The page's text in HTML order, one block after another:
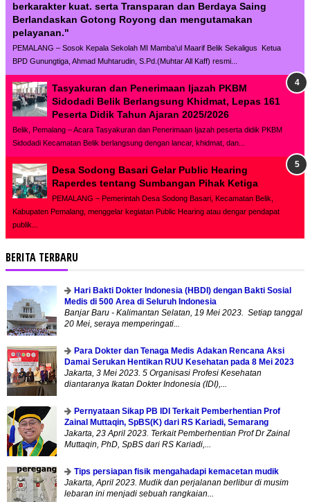
berkarakter kuat. serta Transparan dan Berdaya Saing
Berlandaskan Gotong Royong dan mengutamakan
pelayanan."
PEMALANG – Sosok Kepala Sekolah MI Mamba'ul Maarif Belik Sekaligus Ketua
BPD Gunungtiga, Ahmad Muhtarudin, S.Pd.(Muhtar All Kaff) resmi...
Tasyakuran dan Penerimaan Ijazah PKBM
Sidodadi Belik Berlangsung Khidmat, Lepas 161
Peserta Didik Tahun Ajaran 2025/2026
Belik, Pemalang – Acara Tasyakuran dan Penerimaan Ijazah peserta didik PKBM
Sidodadi Kecamatan Belik berlangsung dengan lancar, khidmat, dan...
Desa Sodong Basari Gelar Public Hearing
Raperdes tentang Sumbangan Pihak Ketiga
PEMALANG – Pemerintah Desa Sodong Basari, Kecamatan Belik,
Kabupaten Pemalang, menggelar kegiatan Public Hearing atau dengar pendapat
publik...
BERITA TERBARU
Hari Bakti Dokter Indonesia (HBDI) dengan Bakti Sosial
Medis di 500 Area di Seluruh Indonesia
Banjar Baru - Kalimantan Selatan, 19 Mei 2023. Setiap tanggal
20 Mei, seraya memperingati...
Para Dokter dan Tenaga Medis Adakan Rencana Aksi
Damai Serukan Hentikan RUU Kesehatan pada 8 Mei 2023
Jakarta, 3 Mei 2023. 5 Organisasi Profesi Kesehatan
diantaranya Ikatan Dokter Indonesia (IDI),...
Pernyataan Sikap PB IDI Terkait Pemberhentian Prof
Zainal Muttaqin, SpBS(K) dari RS Kariadi, Semarang
Jakarta, 23 April 2023. Terkait Pemberhentian Prof Dr Zainal
Muttaqin, PhD, SpBS dari RS Kariadi,...
Tips persiapan fisik mengahadapi kemacetan mudik
Jakarta, April 2023. Mudik dan perjalanan berlibur di musim
lebaran ini menjadi sebuah rangkaian...